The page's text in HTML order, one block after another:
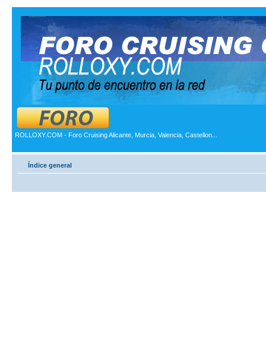
ROLLOXY.COM - Foro Cruising Alicante, Murcia, Valencia, Castellon...
Índice general